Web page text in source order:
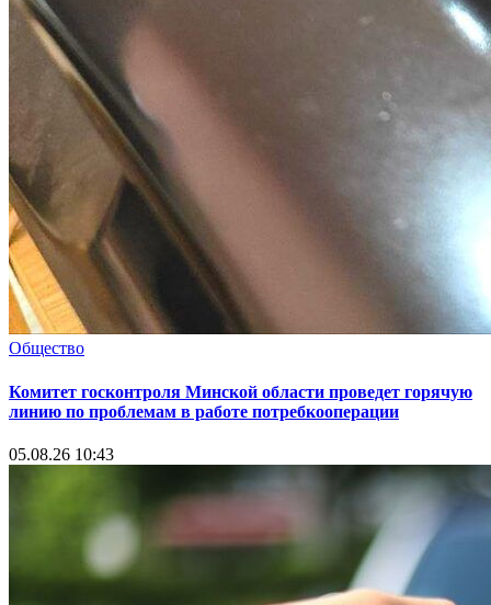
Общество
Комитет госконтроля Минской области проведет горячую
линию по проблемам в работе потребкооперации
05.08.26 10:43